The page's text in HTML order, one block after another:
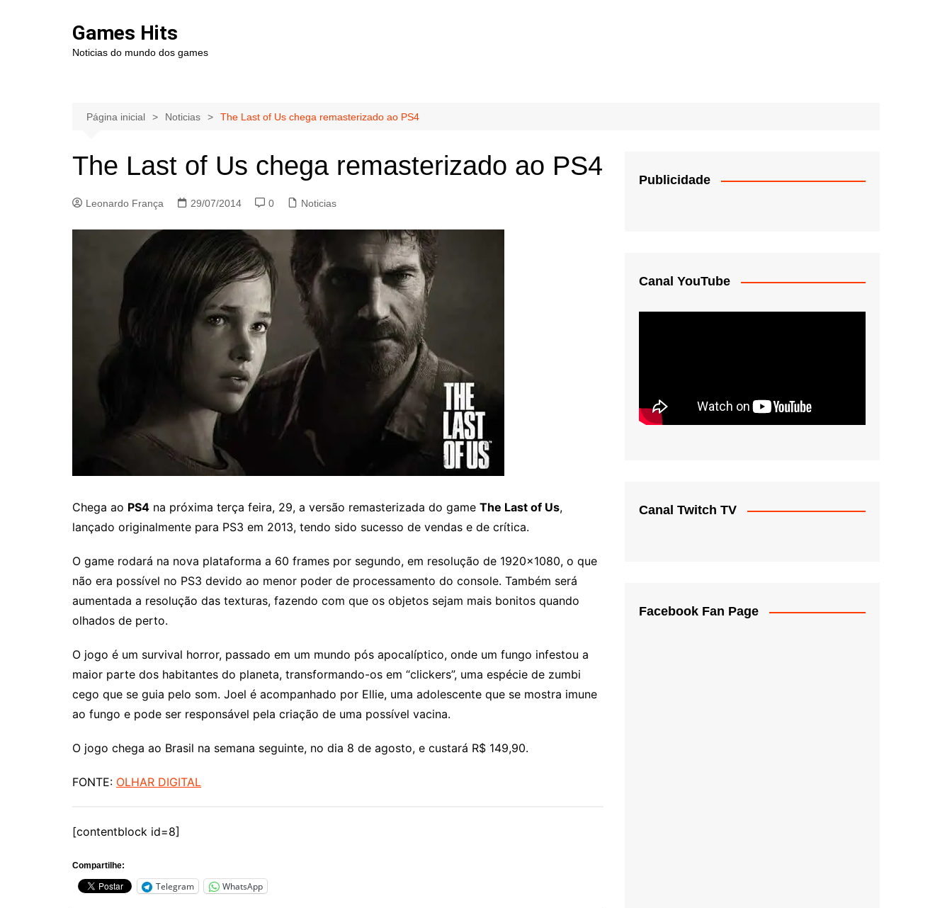
Games Hits
Noticias do mundo dos games
Página inicial Noticias The Last of Us chega remasterizado ao PS4
The Last of Us chega remasterizado ao PS4
Leonardo França 29/07/2014 0 Noticias
Chega ao PS4 na próxima terça feira, 29, a versão remasterizada do game The Last of Us,
lançado originalmente para PS3 em 2013, tendo sido sucesso de vendas e de crítica.
O game rodará na nova plataforma a 60 frames por segundo, em resolução de 1920×1080, o que
não era possível no PS3 devido ao menor poder de processamento do console. Também será
aumentada a resolução das texturas, fazendo com que os objetos sejam mais bonitos quando
olhados de perto.
O jogo é um survival horror, passado em um mundo pós apocalíptico, onde um fungo infestou a
maior parte dos habitantes do planeta, transformando-os em “clickers”, uma espécie de zumbi
cego que se guia pelo som. Joel é acompanhado por Ellie, uma adolescente que se mostra imune
ao fungo e pode ser responsável pela criação de uma possível vacina.
O jogo chega ao Brasil na semana seguinte, no dia 8 de agosto, e custará R$ 149,90.
FONTE: OLHAR DIGITAL
[contentblock id=8]
Compartilhe:
Telegram WhatsApp
Publicidade
Canal YouTube
Canal Twitch TV
Facebook Fan Page